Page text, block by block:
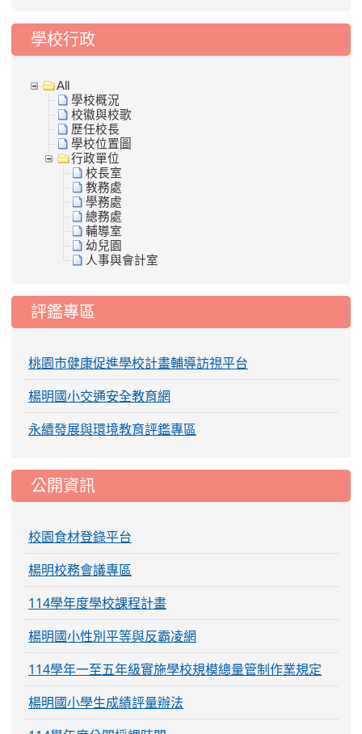
學校行政
All
學校概況
校徽與校歌
歷任校長
學校位置圖
行政單位
校長室
教務處
學務處
總務處
輔導室
幼兒園
人事與會計室
評鑑專區
桃園市健康促進學校計畫輔導訪視平台
楊明國小交通安全教育網
永續發展與環境教育評鑑專區
公開資訊
校園食材登錄平台
楊明校務會議專區
114學年度學校課程計畫
楊明國小性別平等與反霸凌網
114學年一至五年級實施學校規模總量管制作業規定
楊明國小學生成績評量辦法